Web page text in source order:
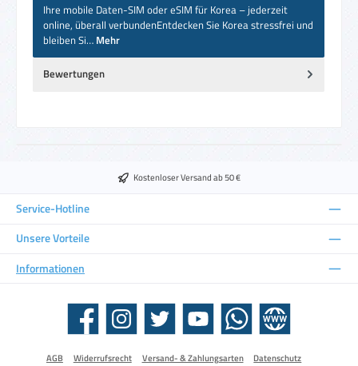
Ihre mobile Daten-SIM oder eSIM für Korea – jederzeit
online, überall verbundenEntdecken Sie Korea stressfrei und
bleiben Si… Mehr
Bewertungen
Kostenloser Versand ab 50 €
Service-Hotline
Unsere Vorteile
Informationen
Facebook Instagram Twitter YouTube WhatsApp Website
AGB Widerrufsrecht Versand- & Zahlungsarten
Datenschutz